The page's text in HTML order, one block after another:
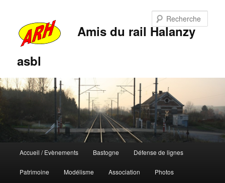
Amis du rail Halanzy
asbl
principal
Aller
au
Aller
au
Accueil / Evènements Bastogne Défense de lignes
Patrimoine Modélisme Association Photos